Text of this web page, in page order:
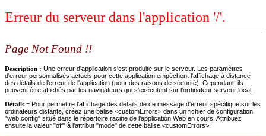
Erreur du serveur dans l'application '/'.
Page Not Found !!
Description : Une erreur d'application s'est produite sur le serveur. Les paramètres
d'erreur personnalisés actuels pour cette application empêchent l'affichage à distance
des détails de l'erreur de l'application (pour des raisons de sécurité). Cependant, ils
peuvent être affichés par les navigateurs qui s'exécutent sur l'ordinateur serveur local.
Détails = Pour permettre l'affichage des détails de ce message d'erreur spécifique sur les
ordinateurs distants, créez une balise <customErrors> dans un fichier de configuration
"web.config" situé dans le répertoire racine de l'application Web en cours. Attribuez
ensuite la valeur "off" à l'attribut "mode" de cette balise <customErrors>.